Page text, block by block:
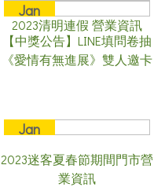
2023清明連假 營業資訊
Jan
31
2023
【中獎公告】LINE填問卷抽
《愛情有無進展》雙人邀卡
Jan
2023
2023迷客夏春節期間門市營
業資訊